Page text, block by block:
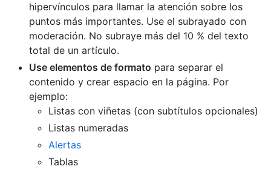
hipervínculos para llamar la atención sobre los
puntos más importantes. Use el subrayado con
moderación. No subraye más del 10 % del texto
total de un artículo.
Use elementos de formato para separar el
contenido y crear espacio en la página. Por
ejemplo:
Listas con viñetas (con subtítulos opcionales)
Listas numeradas
Alertas
Tablas